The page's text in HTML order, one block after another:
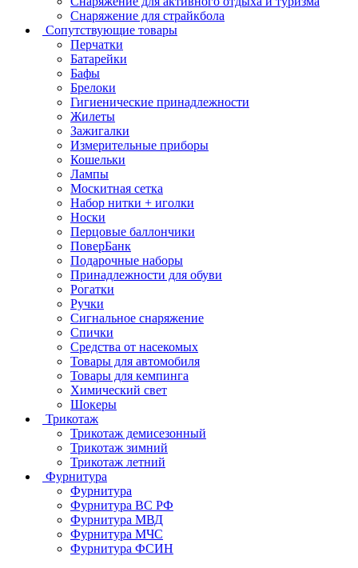
Снаряжение для страйкбола
Сопутствующие товары
Перчатки
Батарейки
Бафы
Брелоки
Гигиенические принадлежности
Жилеты
Зажигалки
Измерительные приборы
Кошельки
Лампы
Москитная сетка
Набор нитки + иголки
Носки
Перцовые баллончики
ПоверБанк
Подарочные наборы
Принадлежности для обуви
Рогатки
Ручки
Сигнальное снаряжение
Спички
Средства от насекомых
Товары для автомобиля
Товары для кемпинга
Химический свет
Шокеры
Трикотаж
Трикотаж демисезонный
Трикотаж зимний
Трикотаж летний
Фурнитура
Фурнитура
Фурнитура ВС РФ
Фурнитура МВД
Фурнитура МЧС
Фурнитура ФСИН